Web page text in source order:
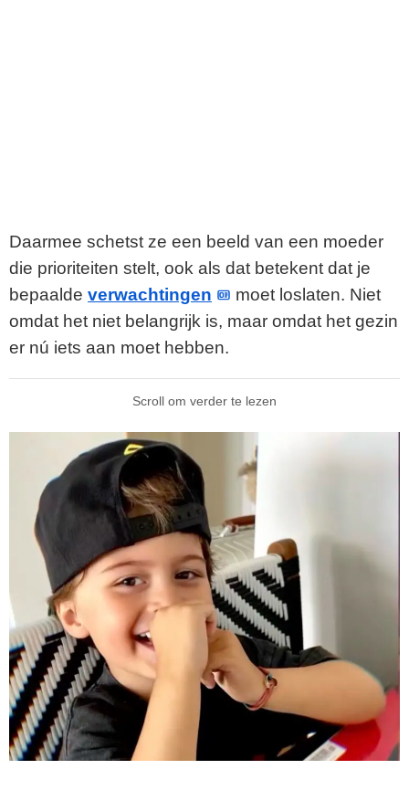
Daarmee schetst ze een beeld van een moeder
die prioriteiten stelt, ook als dat betekent dat je
bepaalde verwachtingen
moet loslaten. Niet
omdat het niet belangrijk is, maar omdat het gezin
er nú iets aan moet hebben.
Scroll om verder te lezen